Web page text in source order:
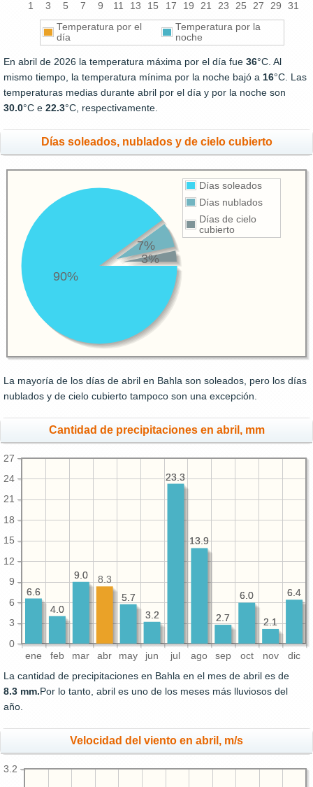
1 3 5 7 9 11 13 15 17 19 21 23 25 27 29 31
Temperatura por el
día
Temperatura por la
noche
En abril de 2026 la temperatura máxima por el día fue 36°C. Al
mismo tiempo, la temperatura mínima por la noche bajó a 16°C. Las
temperaturas medias durante abril por el día y por la noche son
30.0°C e 22.3°C, respectivamente.
Días soleados, nublados y de cielo cubierto
Días soleados
Días nublados
Días de cielo
cubierto
90%
7%
3%
La mayoría de los días de abril en Bahla son soleados, pero los días
nublados y de cielo cubierto tampoco son una excepción.
Cantidad de precipitaciones en abril, mm
ene feb mar abr may jun jul ago sep oct nov dic
0
3
6
9
12
15
18
21
24
27
6.4
2.1
6.0
2.7
13.9
23.3
3.2
5.7
9.0
4.0
6.6 6.4
2.1
6.0
2.7
13.9
23.3
3.2
5.7
8.3
9.0
4.0
6.6
La cantidad de precipitaciones en Bahla en el mes de abril es de
8.3 mm.Por lo tanto, abril es uno de los meses más lluviosos del
año.
Velocidad del viento en abril, m/s
3.2